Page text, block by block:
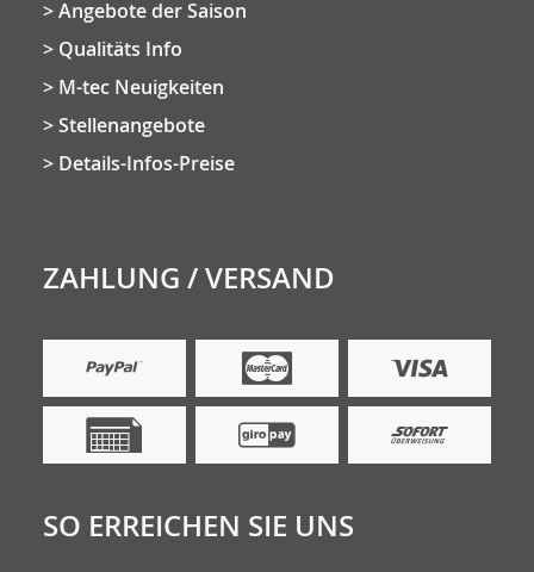
Angebote der Saison
Qualitäts Info
M-tec Neuigkeiten
Stellenangebote
Details-Infos-Preise
ZAHLUNG / VERSAND
SO ERREICHEN SIE UNS